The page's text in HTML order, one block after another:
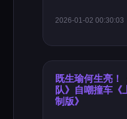
2026-01-02 00:30:03
既生瑜何生亮！
队》自嘲撞车《
制版》